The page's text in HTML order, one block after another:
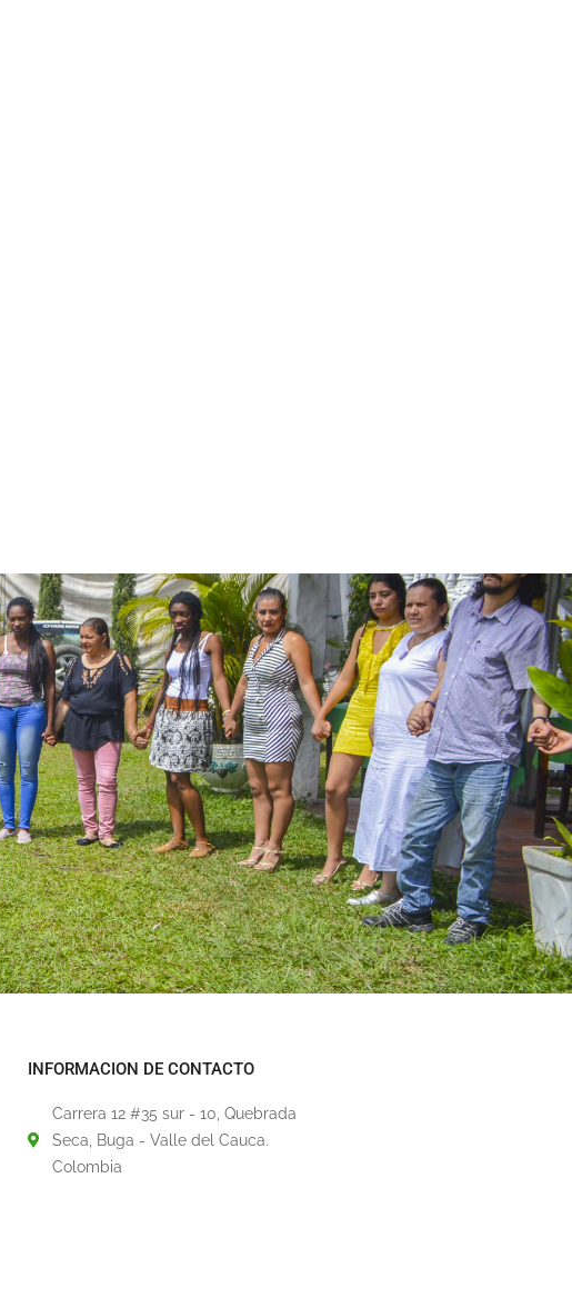
INFORMACION DE CONTACTO
Carrera 12 #35 sur - 10, Quebrada
Seca, Buga - Valle del Cauca.
Colombia